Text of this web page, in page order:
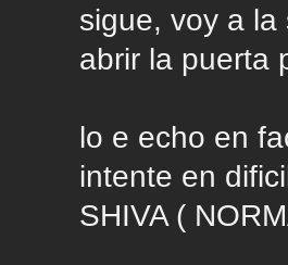
sigue, voy a
abrir la puerta
lo e echo en
intente en
SHIVA (